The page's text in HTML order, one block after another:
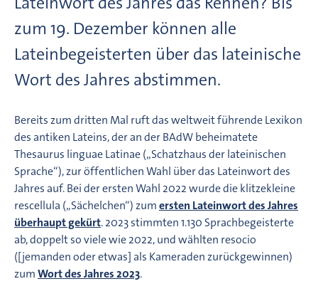
zum 19. Dezember können alle
Lateinbegeisterten über das lateinische
Wort des Jahres abstimmen.
Bereits zum dritten Mal ruft das weltweit führende Lexikon
des antiken Lateins, der an der BAdW beheimatete
Thesaurus linguae Latinae („Schatzhaus der lateinischen
Sprache“), zur öffentlichen Wahl über das Lateinwort des
Jahres auf. Bei der ersten Wahl 2022 wurde die klitzekleine
rescellula („Sächelchen“) zumersten Lateinwort des Jahres
überhaupt gekürt. 2023 stimmten 1.130 Sprachbegeisterte
ab, doppelt so viele wie 2022, und wählten resocio
([jemanden oder etwas] als Kameraden zurückgewinnen)
zumWort des Jahres 2023.